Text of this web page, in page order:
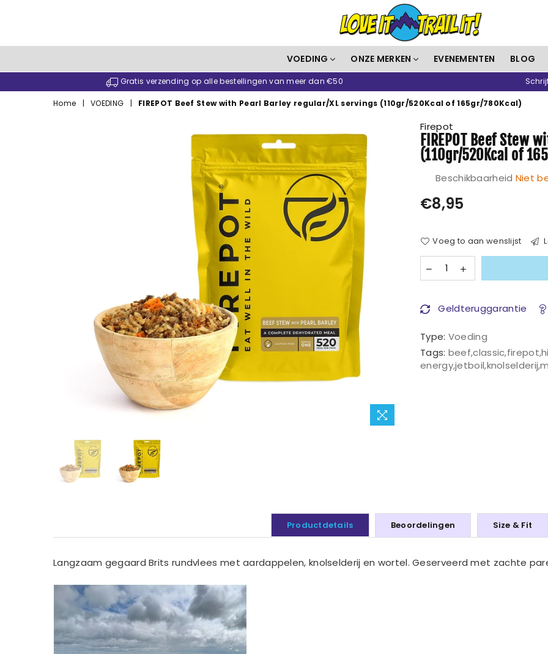
Love
It
Trail
It
VOEDING ONZE MERKEN EVENEMENTEN BLOG
Gratis verzending op alle bestellingen van meer dan €50
Home | VOEDING | FIREPOT Beef Stew with Pearl Barley regular/XL servings (110gr/520Kcal of 165gr/780Kcal)
Firepot
FIREPOT Beef Stew
(110gr/520Kcal of
Beschikbaarheid Niet
Prijs
€8,95
Voeg to aan wenslijst
Geldteruggarantie
Type: Voeding
Tags: beef,classic,firepot,
energy,jetboil,knolselderij,
Productdetails Beoordelingen Size & Fit
Langzaam gegaard Brits rundvlees met aardappelen, knolselderij en wortel. Geserveerd met zachte